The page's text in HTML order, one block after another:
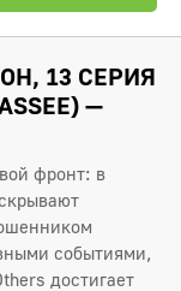
13 СЕРИЯ
—
фронт: в
событиями,
достигает